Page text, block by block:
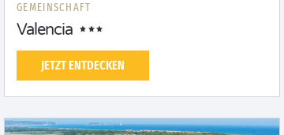
GEMEINSCHAFT
Valencia
JETZT ENTDECKEN